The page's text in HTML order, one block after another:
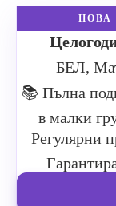
НОВА
БЕЛ,
📚 Пълна
в малки
Регулярни